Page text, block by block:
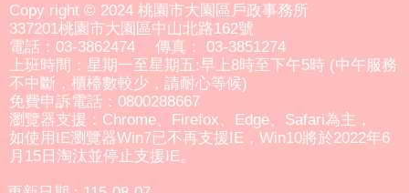
Copy right © 2024 桃園市大園區戶政事務所
337201桃園市大園區中山北路162號
電話：03-3862474 傳真： 03-3851274
上班時間：星期一至星期五:早上8時至下午5時 (中午服務
不中斷，櫃檯數較少，請耐心等候)
免費申訴電話：0800288667
瀏覽器支援：Chrome、Firefox、Edge、Safari為主，
如使用IE瀏覽器Win7已不再支援IE，Win10將於2022年6
月15日淘汰並停止支援IE。